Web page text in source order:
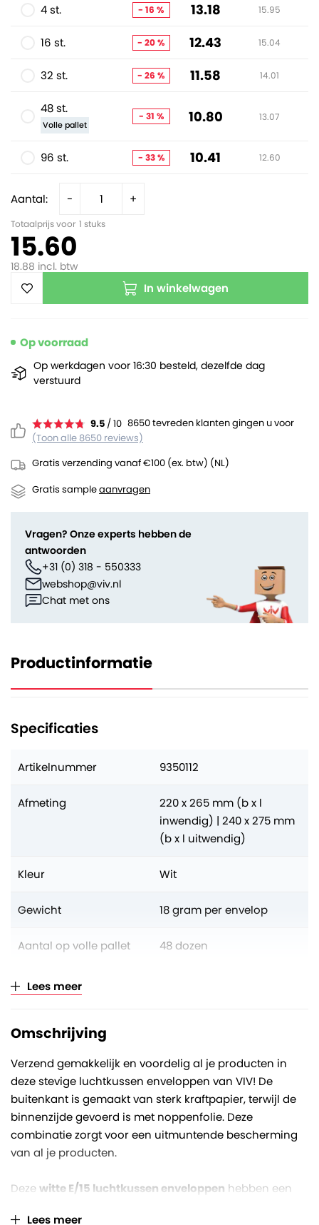
Aantal: - +
Totaalprijs voor 1 stuks
15.60
18.88 incl. btw
In winkelwagen
9.5 / 10 8650 tevreden klanten gingen u voor
(Toon alle 8650 reviews)
Gratis verzending vanaf €100 (ex. btw) (NL)
Gratis sampleaanvragen
4 st. - 16 % 13.18 15.95
16 st. - 20 % 12.43 15.04
32 st. - 26 % 11.58 14.01
48 st.
Volle pallet
- 31 % 10.80 13.07
96 st. - 33 % 10.41 12.60
Op voorraad
Op werkdagen voor 16:30 besteld, dezelfde dag
verstuurd
Vragen? Onze experts hebben de
antwoorden
+31 (0) 318 - 550333
webshop@viv.nl
Chat met ons
Productinformatie
Specificaties
Artikelnummer 9350112
Afmeting
220 x 265 mm (b x l
inwendig) | 240 x 275 mm
(b x l uitwendig)
Kleur Wit
Gewicht 18 gram per envelop
Aantal op volle pallet 48 dozen
Verkoopeenheid
Lees meer
Omschrijving
Verzend gemakkelijk en voordelig al je producten in
deze stevige luchtkussen enveloppen van VIV! De
buitenkant is gemaakt van sterk kraftpapier, terwijl de
binnenzijde gevoerd is met noppenfolie. Deze
combinatie zorgt voor een uitmuntende bescherming
van al je producten.
Dezewitte E/15 luchtkussen enveloppen hebben een
Lees meer